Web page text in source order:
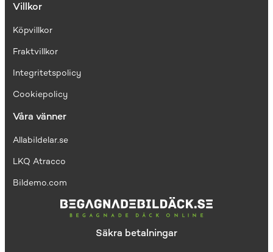
Villkor
Köpvillkor
Fraktvillkor
Integritetspolicy
Cookiepolicy
Våra vänner
Allabildelar.se
LKQ Atracco
Bildemo.com
Säkra betalningar